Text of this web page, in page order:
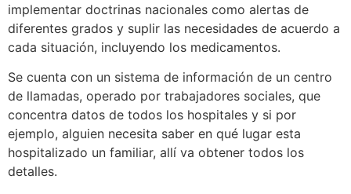
implementar doctrinas nacionales como alertas de
diferentes grados y suplir las necesidades de acuerdo a
cada situación, incluyendo los medicamentos.
Se cuenta con un sistema de información de un centro
de llamadas, operado por trabajadores sociales, que
concentra datos de todos los hospitales y si por
ejemplo, alguien necesita saber en qué lugar esta
hospitalizado un familiar, allí va obtener todos los
detalles.